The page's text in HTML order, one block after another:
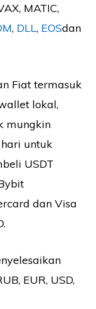
MATIC,
, DLL, EOSdan
Fiat termasuk
lokal,
mungkin
untuk
USDT
dan Visa
EUR, USD,